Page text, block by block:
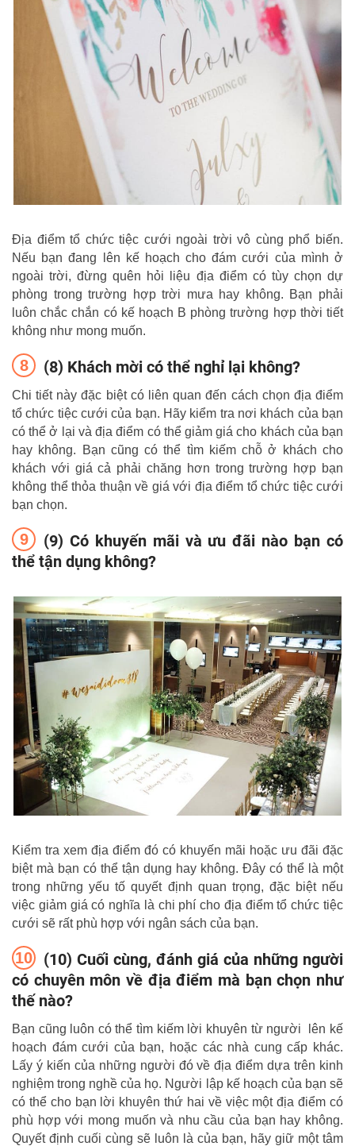
Địa điểm tổ chức tiệc cưới ngoài trời vô cùng phổ biến.
Nếu bạn đang lên kế hoạch cho đám cưới của mình ở
ngoài trời, đừng quên hỏi liệu địa điểm có tùy chọn dự
phòng trong trường hợp trời mưa hay không. Bạn phải
luôn chắc chắn có kế hoạch B phòng trường hợp thời tiết
không như mong muốn.
(8) Khách mời có thể nghỉ lại không?
Chi tiết này đặc biệt có liên quan đến cách chọn địa điểm
tổ chức tiệc cưới của bạn. Hãy kiểm tra nơi khách của bạn
có thể ở lại và địa điểm có thể giảm giá cho khách của bạn
hay không. Bạn cũng có thể tìm kiếm chỗ ở khách cho
khách với giá cả phải chăng hơn trong trường hợp bạn
không thể thỏa thuận về giá với địa điểm tổ chức tiệc cưới
bạn chọn.
(9) Có khuyến mãi và ưu đãi nào bạn có
thể tận dụng không?
Kiểm tra xem địa điểm đó có khuyến mãi hoặc ưu đãi đặc
biệt mà bạn có thể tận dụng hay không. Đây có thể là một
trong những yếu tố quyết định quan trọng, đặc biệt nếu
việc giảm giá có nghĩa là chi phí cho địa điểm tổ chức tiệc
cưới sẽ rất phù hợp với ngân sách của bạn.
(10) Cuối cùng, đánh giá của những người
có chuyên môn về địa điểm mà bạn chọn như
thế nào?
Bạn cũng luôn có thể tìm kiếm lời khuyên từ người lên kế
hoạch đám cưới của bạn, hoặc các nhà cung cấp khác.
Lấy ý kiến ​​của những người đó về địa điểm dựa trên kinh
nghiệm trong nghề của họ. Người lập kế hoạch của bạn sẽ
có thể cho bạn lời khuyên thứ hai về việc một địa điểm có
phù hợp với mong muốn và nhu cầu của bạn hay không.
Quyết định cuối cùng sẽ luôn là của bạn, hãy giữ một tâm